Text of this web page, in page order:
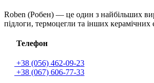
Roben (Робен) — це один з найбільших
підлоги, термоцегли та інших керамічних
Телефон
+38 (056) 462-09-23
+38 (067) 606-77-33